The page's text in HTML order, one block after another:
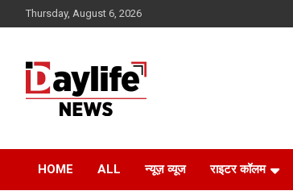
to
Thursday, August 6, 2026
HOME ALL न्यूज़ व्यूज राइटर कॉलम